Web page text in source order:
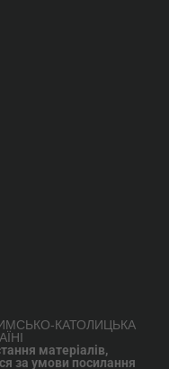
КАТОЛИЦЬКА
матеріалів,
за умови посилання